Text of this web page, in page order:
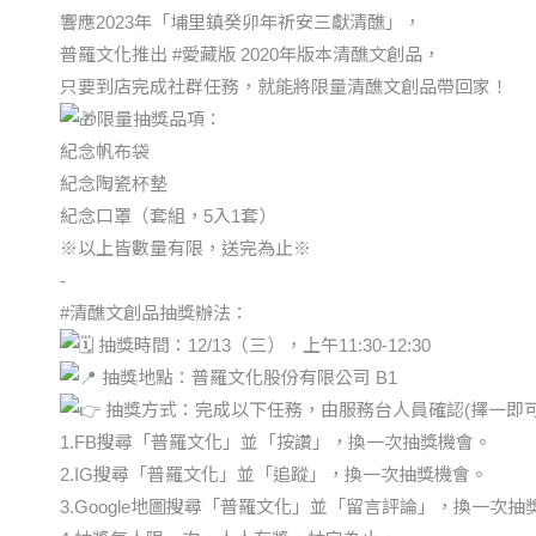
響應2023年「埔里鎮癸卯年祈安三獻清醮」，
普羅文化推出 #愛藏版 2020年版本清醮文創品，
只要到店完成社群任務，就能將限量清醮文創品帶回家！
限量抽獎品項：
紀念帆布袋
紀念陶瓷杯墊
紀念口罩（套組，5入1套）
※以上皆數量有限，送完為止※
-
#清醮文創品抽獎辦法 ：
抽獎時間：12/13（三），上午11:30-12:30
抽獎地點：普羅文化股份有限公司 B1
抽獎方式：完成以下任務，由服務台人員確認(擇一即
1.FB搜尋「普羅文化」並「按讚」，換一次抽獎機會。
2.IG搜尋「普羅文化」並「追蹤」，換一次抽獎機會。
3.Google地圖搜尋「普羅文化」並「留言評論」，換一次抽